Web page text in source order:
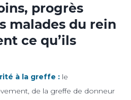
progrès
malades du rein
ce qu’ils
à la greffe : le
de la greffe de donneur